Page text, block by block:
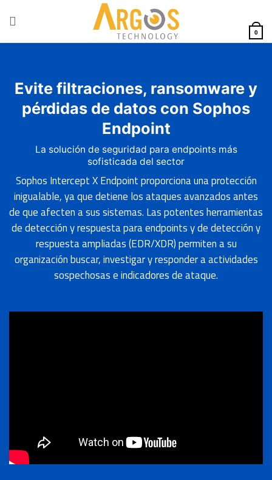
0
Evite filtraciones, ransomware y
pérdidas de datos con Sophos
Endpoint
La solución de seguridad para endpoints más
sofisticada del sector
Sophos Intercept X Endpoint proporciona una protección
inigualable, ya que detiene los ataques avanzados antes
de que afecten a sus sistemas. Las potentes herramientas
de detección y respuesta para endpoints y de detección y
respuesta ampliadas (EDR/XDR) permiten a su
organización buscar, investigar y responder a actividades
sospechosas e indicadores de ataque.